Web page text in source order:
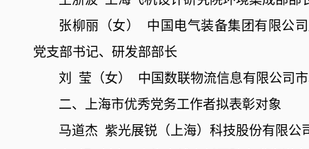
张柳丽（女）
中国电气装备集团有限公
党支部书记、研发部部长
刘
莹（女）
中国数联物流信息有限公司
二、上海市优秀党务工作者拟表彰对象
马道杰 紫光展锐（上海）科技股份有限公